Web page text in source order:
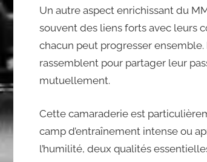
Un autre aspect enrichissant du
souvent des liens forts avec leurs
chacun peut progresser
rassemblent pour partager leur
mutuellement.
Cette camaraderie est
camp d’entraînement intense ou
l’humilité, deux qualités